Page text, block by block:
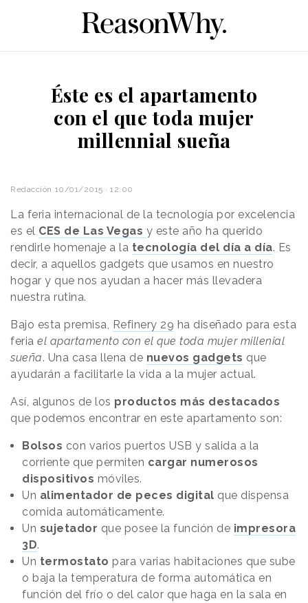
Éste es el apartamento
con el que toda mujer
millennial sueña
Redacción 10/01/2015 · 12:00
La feria internacional de la tecnología por excelencia
es el CES de Las Vegas y este año ha querido
rendirle homenaje a la tecnología del día a día. Es
decir, a aquellos gadgets que usamos en nuestro
hogar y que nos ayudan a hacer más llevadera
nuestra rutina.
Bajo esta premisa, Refinery 29 ha diseñado para esta
feria el apartamento con el que toda mujer millenial
sueña. Una casa llena de nuevos gadgets que
ayudarán a facilitarle la vida a la mujer actual.
Así, algunos de los productos más destacados
que podemos encontrar en este apartamento son:
Bolsos con varios puertos USB y salida a la
corriente que permiten cargar numerosos
dispositivos móviles.
Un alimentador de peces digital que dispensa
comida automáticamente.
Un sujetador que posee la función de impresora
3D.
Un termostato para varias habitaciones que sube
o baja la temperatura de forma automática en
función del frío o del calor que haga en la sala en